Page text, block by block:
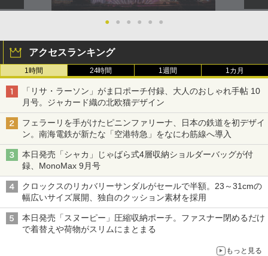
● ● ● ● ● ●
アクセスランキング
1時間 24時間 1週間 1カ月
「リサ・ラーソン」がま口ポーチ付録、大人のおしゃれ手帖 10
月号。ジャカード織の北欧猫デザイン
フェラーリを手がけたピニンファリーナ、日本の鉄道を初デザイ
ン。南海電鉄が新たな「空港特急」をなにわ筋線へ導入
本日発売「シャカ」じゃばら式4層収納ショルダーバッグが付
録、MonoMax 9月号
クロックスのリカバリーサンダルがセールで半額。23～31cmの
幅広いサイズ展開、独自のクッション素材を採用
本日発売「スヌーピー」圧縮収納ポーチ。ファスナー閉めるだけ
で着替えや荷物がスリムにまとまる
もっと見る